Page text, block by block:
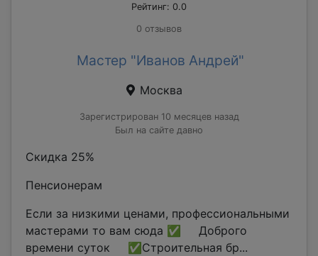
Рейтинг: 0.0
0 отзывов
Мастер "Иванов Андрей"
Москва
Зарегистрирован 10 месяцев назад
Был на сайте давно
Скидка 25%
Пенсионерам
Если за низкими ценами, профессиональными
мастерами то вам сюда ✅ Доброго
времени суток ✅Строительная бр...